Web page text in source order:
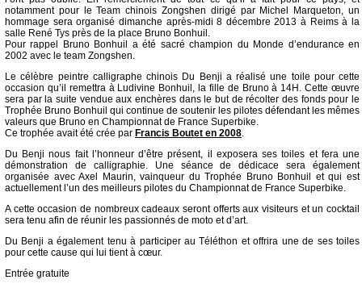
notamment pour le Team chinois Zongshen dirigé par Michel Marqueton, un
hommage sera organisé dimanche après-midi 8 décembre 2013 à Reims à la
salle René Tys près de la place Bruno Bonhuil.
Pour rappel Bruno Bonhuil a été sacré champion du Monde d’endurance en
2002 avec le team Zongshen.
Le célèbre peintre calligraphe chinois Du Benji a réalisé une toile pour cette
occasion qu’il remettra à Ludivine Bonhuil, la fille de Bruno à 14H. Cette œuvre
sera par la suite vendue aux enchères dans le but de récolter des fonds pour le
Trophée Bruno Bonhuil qui continue de soutenir les pilotes défendant les mêmes
valeurs que Bruno en Championnat de France Superbike.
Ce trophée avait été crée par Francis Boutet en 2008.
Du Benji nous fait l’honneur d’être présent, il exposera ses toiles et fera une
démonstration de calligraphie. Une séance de dédicace sera également
organisée avec Axel Maurin, vainqueur du Trophée Bruno Bonhuil et qui est
actuellement l’un des meilleurs pilotes du Championnat de France Superbike.
A cette occasion de nombreux cadeaux seront offerts aux visiteurs et un cocktail
sera tenu afin de réunir les passionnés de moto et d’art.
Du Benji a également tenu à participer au Téléthon et offrira une de ses toiles
pour cette cause qui lui tient à cœur.
Entrée gratuite